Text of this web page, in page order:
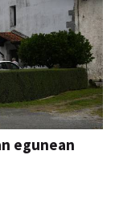
egunean